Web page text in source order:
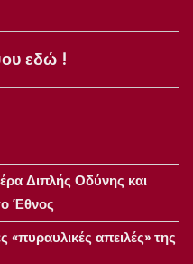
εδώ !
Διπλής Οδύνης και
Έθνος
«πυραυλικές απειλές» της